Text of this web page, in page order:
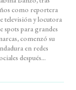
después...